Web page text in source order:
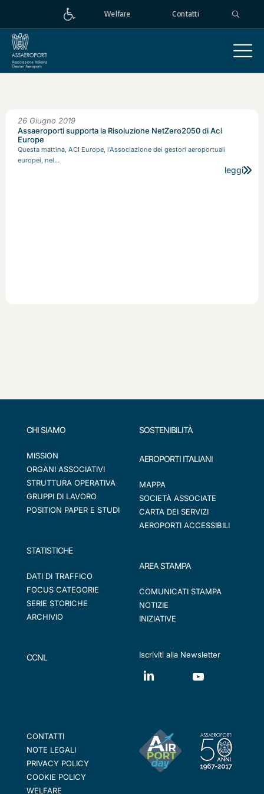
Welfare Contatti
26 Giugno 2019
Assaeroporti supporta la Risoluzione NetZero2050 di Aci
Europe
Questa mattina, ACI Europe, l’Associazione dei gestori aeroportuali
europei, nel...
leggi
CHI SIAMO
MISSION
ORGANI ASSOCIATIVI
STRUTTURA OPERATIVA
GRUPPI DI LAVORO
POSITION PAPER E STUDI
STATISTICHE
DATI DI TRAFFICO
FOCUS CATEGORIE
SERIE STORICHE
ARCHIVIO
CCNL
SOSTENIBILITÀ
AEROPORTI ITALIANI
MAPPA
SOCIETÀ ASSOCIATE
CARTA DEI SERVIZI
AEROPORTI ACCESSIBILI
AREA STAMPA
COMUNICATI STAMPA
NOTIZIE
INIZIATIVE
Iscriviti alla Newsletter
CONTATTI
NOTE LEGALI
PRIVACY POLICY
COOKIE POLICY
WELFARE